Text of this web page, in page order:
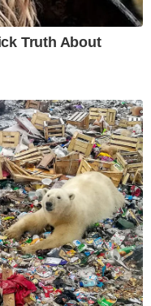
Truth About